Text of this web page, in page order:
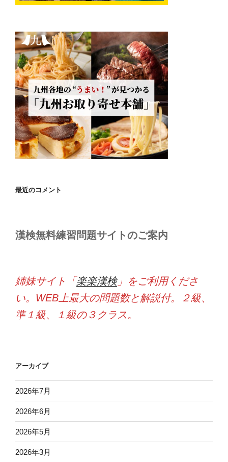
最近のコメント
漢検無料練習問題サイトのご案内
姉妹サイト「楽楽漢検」をご利用くださ
い。WEB上最大の問題数と解説付。２級、
準１級、１級の３クラス。
アーカイブ
2026年7月
2026年6月
2026年5月
2026年3月